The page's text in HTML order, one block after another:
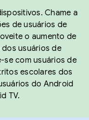
Chame a
de usuários de
o aumento de
usuários de
com usuários de
escolares dos
do Android
TV.